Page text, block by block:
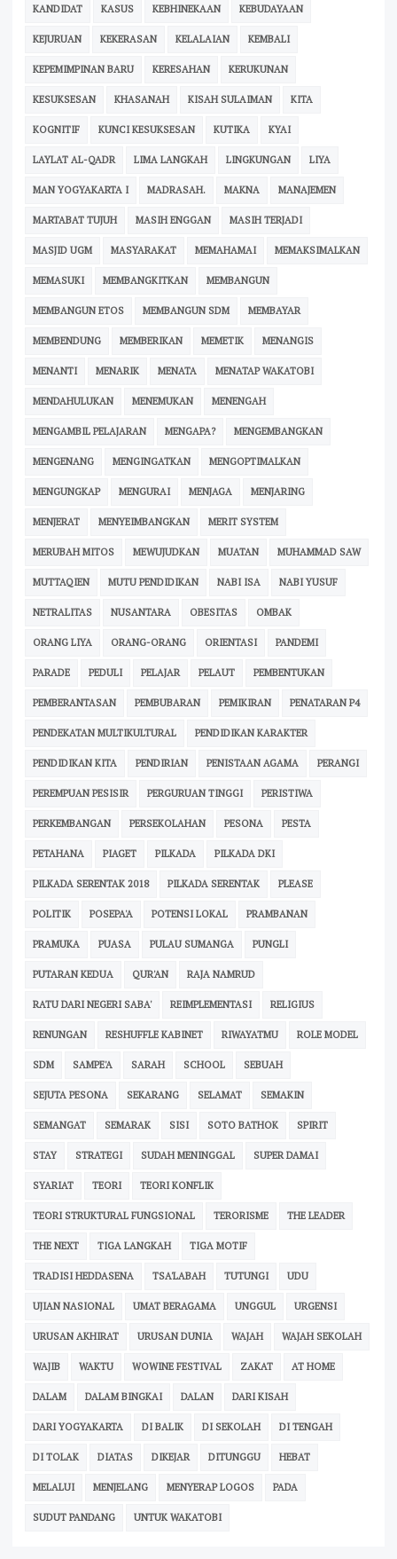
KANDIDAT KASUS KEBHINEKAAN KEBUDAYAAN
KEJURUAN KEKERASAN KELALAIAN KEMBALI
KEPEMIMPINAN BARU KERESAHAN KERUKUNAN
KESUKSESAN KHASANAH KISAH SULAIMAN KITA
KOGNITIF KUNCI KESUKSESAN KUTIKA KYAI
LAYLAT AL-QADR LIMA LANGKAH LINGKUNGAN LIYA
MAN YOGYAKARTA I MADRASAH. MAKNA MANAJEMEN
MARTABAT TUJUH MASIH ENGGAN MASIH TERJADI
MASJID UGM MASYARAKAT MEMAHAMAI MEMAKSIMALKAN
MEMASUKI MEMBANGKITKAN MEMBANGUN
MEMBANGUN ETOS MEMBANGUN SDM MEMBAYAR
MEMBENDUNG MEMBERIKAN MEMETIK MENANGIS
MENANTI MENARIK MENATA MENATAP WAKATOBI
MENDAHULUKAN MENEMUKAN MENENGAH
MENGAMBIL PELAJARAN MENGAPA? MENGEMBANGKAN
MENGENANG MENGINGATKAN MENGOPTIMALKAN
MENGUNGKAP MENGURAI MENJAGA MENJARING
MENJERAT MENYEIMBANGKAN MERIT SYSTEM
MERUBAH MITOS MEWUJUDKAN MUATAN MUHAMMAD SAW
MUTTAQIEN MUTU PENDIDIKAN NABI ISA NABI YUSUF
NETRALITAS NUSANTARA OBESITAS OMBAK
ORANG LIYA ORANG-ORANG ORIENTASI PANDEMI
PARADE PEDULI PELAJAR PELAUT PEMBENTUKAN
PEMBERANTASAN PEMBUBARAN PEMIKIRAN PENATARAN P4
PENDEKATAN MULTIKULTURAL PENDIDIKAN KARAKTER
PENDIDIKAN KITA PENDIRIAN PENISTAAN AGAMA PERANGI
PEREMPUAN PESISIR PERGURUAN TINGGI PERISTIWA
PERKEMBANGAN PERSEKOLAHAN PESONA PESTA
PETAHANA PIAGET PILKADA PILKADA DKI
PILKADA SERENTAK 2018 PILKADA SERENTAK PLEASE
POLITIK POSEPA'A POTENSI LOKAL PRAMBANAN
PRAMUKA PUASA PULAU SUMANGA PUNGLI
PUTARAN KEDUA QUR'AN RAJA NAMRUD
RATU DARI NEGERI SABA' REIMPLEMENTASI RELIGIUS
RENUNGAN RESHUFFLE KABINET RIWAYATMU ROLE MODEL
SDM SAMPE'A SARAH SCHOOL SEBUAH
SEJUTA PESONA SEKARANG SELAMAT SEMAKIN
SEMANGAT SEMARAK SISI SOTO BATHOK SPIRIT
STAY STRATEGI SUDAH MENINGGAL SUPER DAMAI
SYARIAT TEORI TEORI KONFLIK
TEORI STRUKTURAL FUNGSIONAL TERORISME THE LEADER
THE NEXT TIGA LANGKAH TIGA MOTIF
TRADISI HEDDASENA TSA'LABAH TUTUNGI UDU
UJIAN NASIONAL UMAT BERAGAMA UNGGUL URGENSI
URUSAN AKHIRAT URUSAN DUNIA WAJAH WAJAH SEKOLAH
WAJIB WAKTU WOWINE FESTIVAL ZAKAT AT HOME
DALAM DALAM BINGKAI DALAN DARI KISAH
DARI YOGYAKARTA DI BALIK DI SEKOLAH DI TENGAH
DI TOLAK DIATAS DIKEJAR DITUNGGU HEBAT
MELALUI MENJELANG MENYERAP LOGOS PADA
SUDUT PANDANG UNTUK WAKATOBI